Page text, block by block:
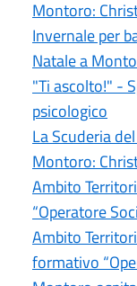
Montoro:
Invernale per
Natale a
"Ti ascolto!" -
psicologico
La Scuderia
Montoro:
Ambito
“Operatore
Ambito
formativo